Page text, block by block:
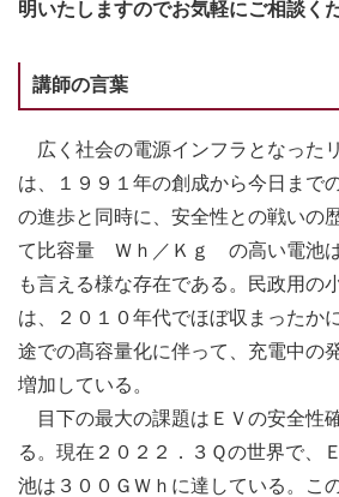
明いたしますのでお気軽にご相談く
講師の言葉
広く社会の電源インフラとなった
は、１９９１年の創成から今日まで
の進歩と同時に、安全性との戦いの
て比容量 Ｗｈ／Ｋｇ の高い電池は
も言える様な存在である。民政用の
は、２０１０年代でほぼ収まったか
途での髙容量化に伴って、充電中の
増加している。
目下の最大の課題はＥＶの安全性
る。現在２０２２．３Ｑの世界で、
池は３００ＧＷｈに達している。こ